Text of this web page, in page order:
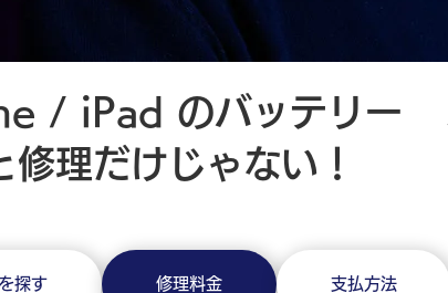
/ iPad のバッテリー
修理だけじゃない！
探す 修理料金 支払方法